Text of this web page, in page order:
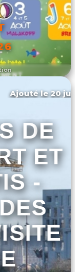
Ajouté le 20
DE
ET
-